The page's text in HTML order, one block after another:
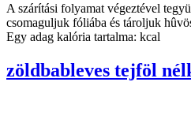
A szárítási folyamat végeztével
csomaguljuk fóliába és tároljuk
Egy adag kalória tartalma: kcal
zöldbableves tejföl